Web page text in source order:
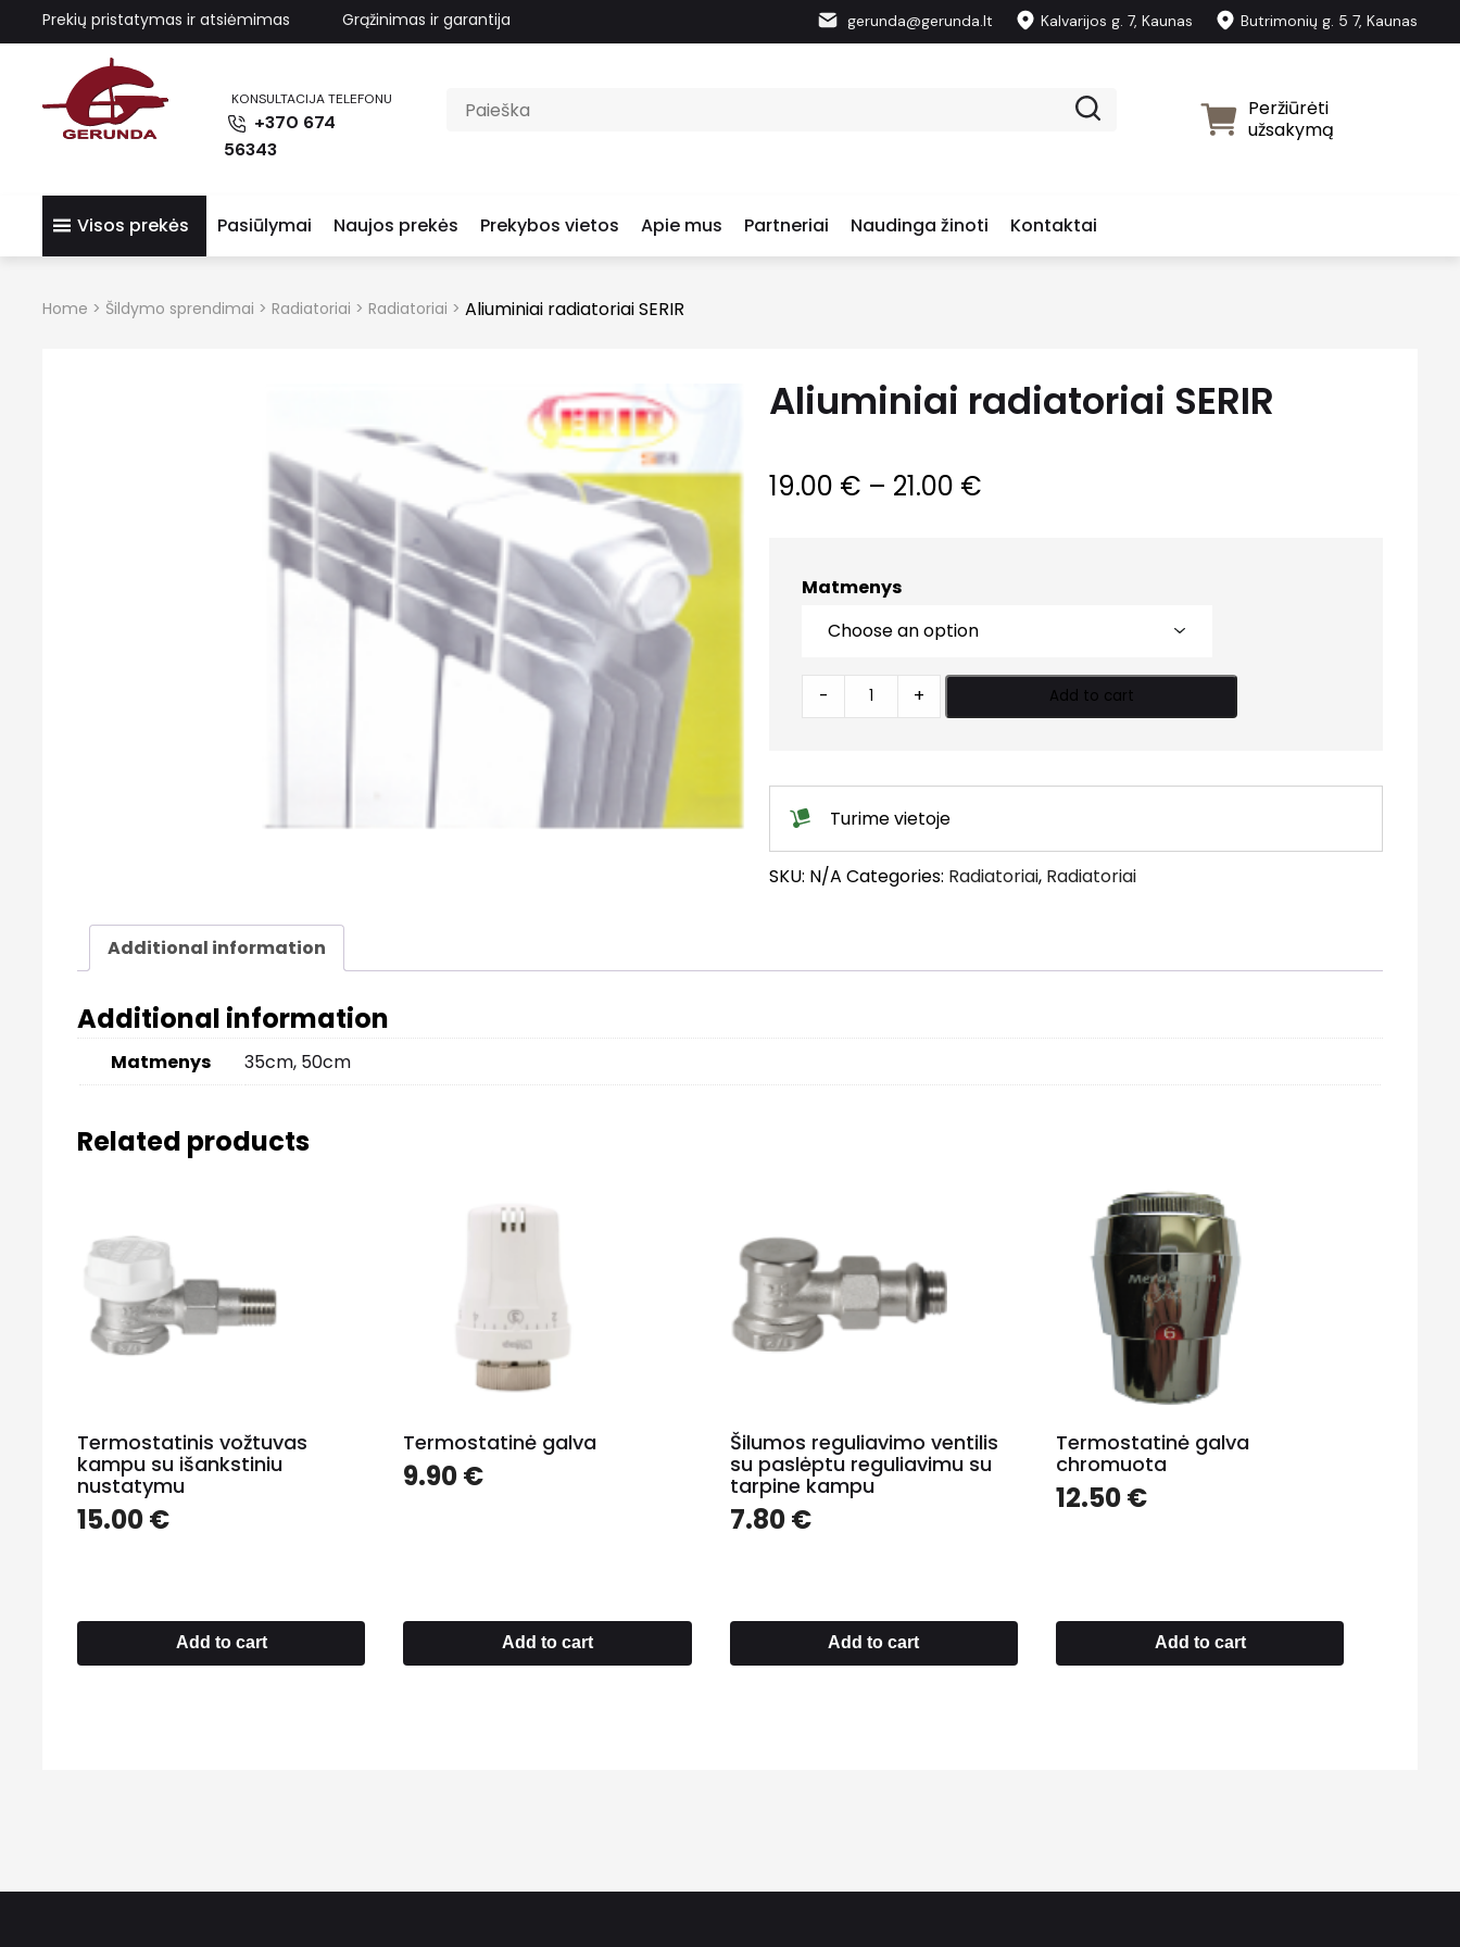
Prekių pristatymas ir atsiėmimas Grąžinimas ir garantija gerunda@gerunda.lt Kalvarijos g. 7, Kaunas Butrimonių g. 5 7, Kaunas
KONSULTACIJA TELEFONU
+370 674
56343
Peržiūrėti
užsakymą
Visos prekės Pasiūlymai Naujos prekės Prekybos vietos Apie mus Partneriai Naudinga žinoti Kontaktai
Home > Šildymo sprendimai > Radiatoriai > Radiatoriai > Aliuminiai radiatoriai SERIR
Aliuminiai radiatoriai SERIR
19.00 € – 21.00 €
Matmenys
Aliuminiai
radiatoriai
- + Add to cart
Turime vietoje
SKU: N/A Categories: Radiatoriai, Radiatoriai
Additional information
Additional information
Matmenys 35cm, 50cm
Related products
Termostatinis vožtuvas
kampu su išankstiniu
nustatymu
15.00€
Add to cart
Termostatinė galva
9.90€
Add to cart
Šilumos reguliavimo ventilis
su paslėptu reguliavimu su
tarpine kampu
7.80€
Add to cart
Termostatinė galva
chromuota
12.50€
Add to cart